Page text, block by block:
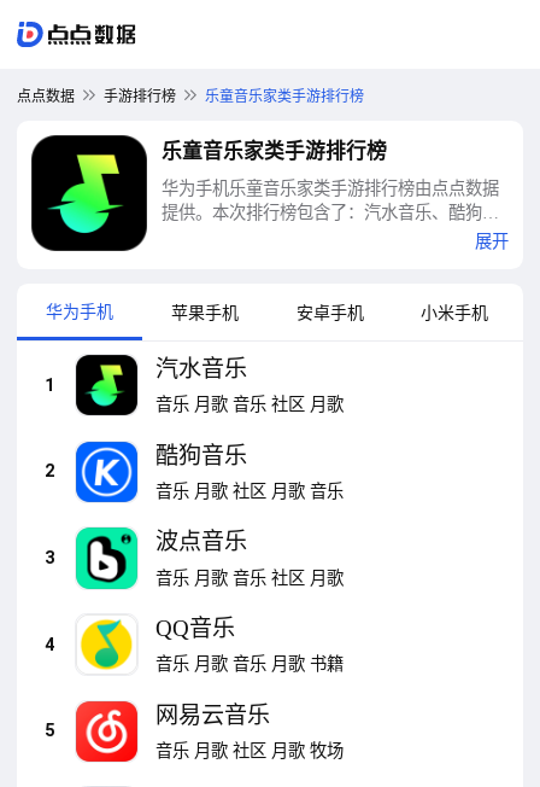
点点数据 手游排行榜 乐童音乐家类手游排行榜
乐童音乐家类手游排行榜
华为手机乐童音乐家类手游排行榜由点点数据
提供。本次排行榜包含了：汽水音乐、酷狗音
乐、波点音乐、QQ音乐、网易云音乐、钢琴音
家类手游排行榜
展开
华为手机 苹果手机 安卓手机 小米手机
1
汽水音乐
音乐 月歌 音乐 社区 月歌
2
酷狗音乐
音乐 月歌 社区 月歌 音乐
3
波点音乐
音乐 月歌 音乐 社区 月歌
4
QQ音乐
音乐 月歌 音乐 月歌 书籍
5
网易云音乐
音乐 月歌 社区 月歌 牧场